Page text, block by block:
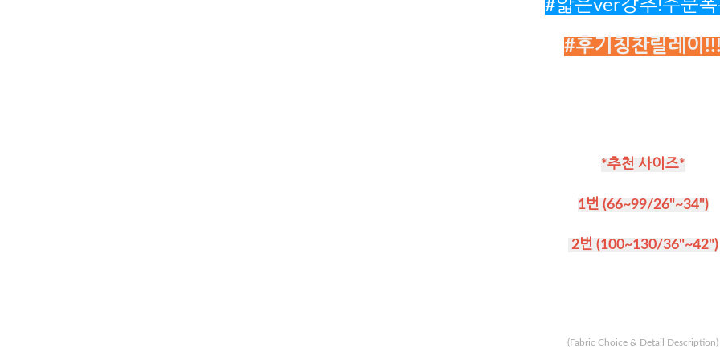
#얇은ver강추!주문
#후기칭찬릴레이
*추천 사이즈*
1번 (66~99/26"~34")
2번 (100~130/36"~42")
(Fabric Choice & Detail Description)